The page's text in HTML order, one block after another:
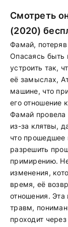
Смотреть
(2020)
Фамай, потеряв
Опасаясь быть
устроить так,
её замыслах,
машине, что
его отношение
Фамай провела
из-за клятвы,
что прошедшее
разрешить
примирению.
изменения,
время, её
отношения.
травм,
проходит